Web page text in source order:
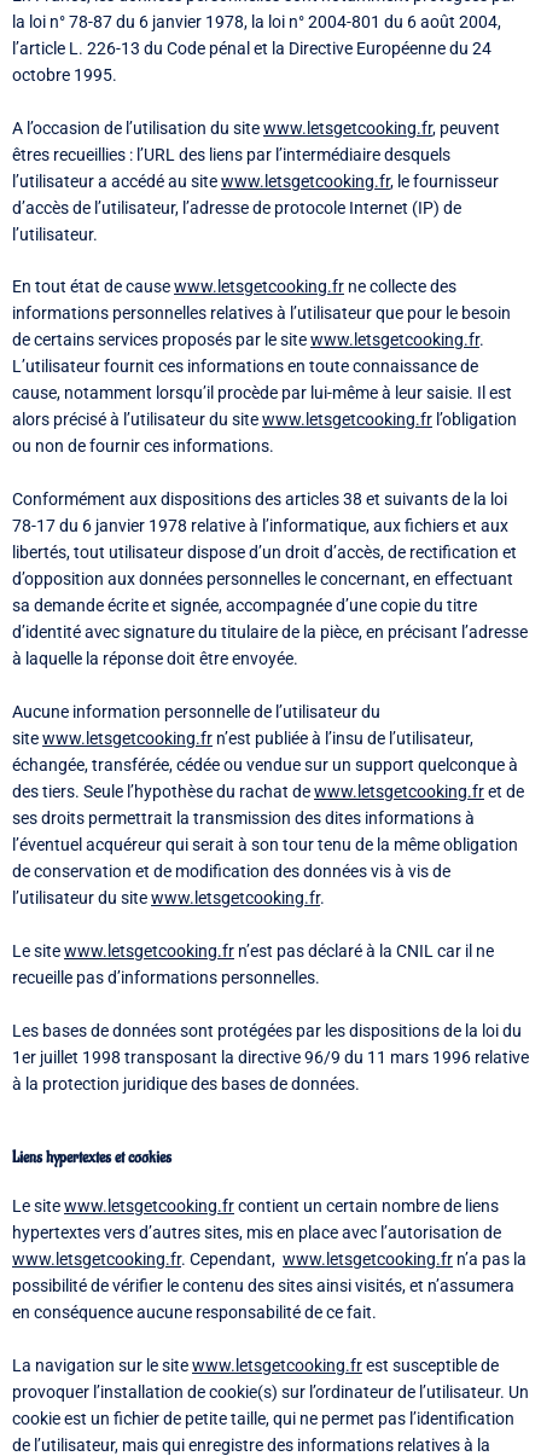
la loi n° 78-87 du 6 janvier 1978, la loi n° 2004-801 du 6 août 2004,
l’article L. 226-13 du Code pénal et la Directive Européenne du 24
octobre 1995.
A l’occasion de l’utilisation du sitewww.letsgetcooking.fr, peuvent
êtres recueillies : l’URL des liens par l’intermédiaire desquels
l’utilisateur a accédé au sitewww.letsgetcooking.fr, le fournisseur
d’accès de l’utilisateur, l’adresse de protocole Internet (IP) de
l’utilisateur.
En tout état de causewww.letsgetcooking.fr ne collecte des
informations personnelles relatives à l’utilisateur que pour le besoin
de certains services proposés par le sitewww.letsgetcooking.fr.
L’utilisateur fournit ces informations en toute connaissance de
cause, notamment lorsqu’il procède par lui-même à leur saisie. Il est
alors précisé à l’utilisateur du sitewww.letsgetcooking.fr l’obligation
ou non de fournir ces informations.
Conformément aux dispositions des articles 38 et suivants de la loi
78-17 du 6 janvier 1978 relative à l’informatique, aux fichiers et aux
libertés, tout utilisateur dispose d’un droit d’accès, de rectification et
d’opposition aux données personnelles le concernant, en effectuant
sa demande écrite et signée, accompagnée d’une copie du titre
d’identité avec signature du titulaire de la pièce, en précisant l’adresse
à laquelle la réponse doit être envoyée.
Aucune information personnelle de l’utilisateur du
sitewww.letsgetcooking.fr n’est publiée à l’insu de l’utilisateur,
échangée, transférée, cédée ou vendue sur un support quelconque à
des tiers. Seule l’hypothèse du rachat dewww.letsgetcooking.fret de
ses droits permettrait la transmission des dites informations à
l’éventuel acquéreur qui serait à son tour tenu de la même obligation
de conservation et de modification des données vis à vis de
l’utilisateur du sitewww.letsgetcooking.fr.
Le sitewww.letsgetcooking.fr n’est pas déclaré à la CNIL car il ne
recueille pas d’informations personnelles.
Les bases de données sont protégées par les dispositions de la loi du
1er juillet 1998 transposant la directive 96/9 du 11 mars 1996 relative
à la protection juridique des bases de données.
Liens hypertextes et cookies
Le sitewww.letsgetcooking.frcontient un certain nombre de liens
hypertextes vers d’autres sites, mis en place avec l’autorisation de
www.letsgetcooking.fr. Cependant, www.letsgetcooking.fr n’a pas la
possibilité de vérifier le contenu des sites ainsi visités, et n’assumera
en conséquence aucune responsabilité de ce fait.
La navigation sur le sitewww.letsgetcooking.frest susceptible de
provoquer l’installation de cookie(s) sur l’ordinateur de l’utilisateur. Un
cookie est un fichier de petite taille, qui ne permet pas l’identification
de l’utilisateur, mais qui enregistre des informations relatives à la